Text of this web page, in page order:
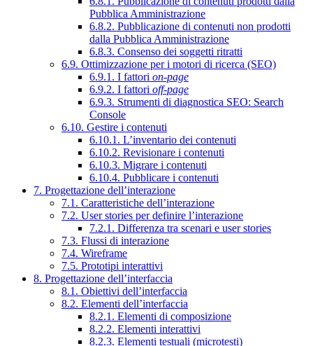
Pubblica Amministrazione
6.8.2. Pubblicazione di contenuti non prodotti
dalla Pubblica Amministrazione
6.8.3. Consenso dei soggetti ritratti
6.9. Ottimizzazione per i motori di ricerca (SEO)
6.9.1. I fattori on-page
6.9.2. I fattori off-page
6.9.3. Strumenti di diagnostica SEO: Search
Console
6.10. Gestire i contenuti
6.10.1. L’inventario dei contenuti
6.10.2. Revisionare i contenuti
6.10.3. Migrare i contenuti
6.10.4. Pubblicare i contenuti
7. Progettazione dell’interazione
7.1. Caratteristiche dell’interazione
7.2. User stories per definire l’interazione
7.2.1. Differenza tra scenari e user stories
7.3. Flussi di interazione
7.4. Wireframe
7.5. Prototipi interattivi
8. Progettazione dell’interfaccia
8.1. Obiettivi dell’interfaccia
8.2. Elementi dell’interfaccia
8.2.1. Elementi di composizione
8.2.2. Elementi interattivi
8.2.3. Elementi testuali (microtesti)